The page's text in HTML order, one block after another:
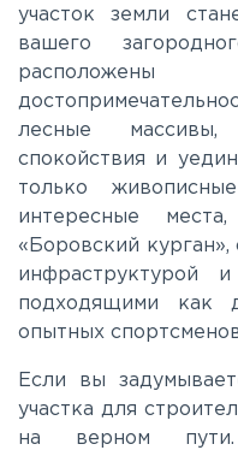
Киевское
Ленинградское
Лихачевское
Минское
Новорижское
участок земли
вашего
лесные
спокойствия и
только
интересные
«Боровский
инфраструктурой
подходящими как
опытных
Если вы
участка для
на верном пути.